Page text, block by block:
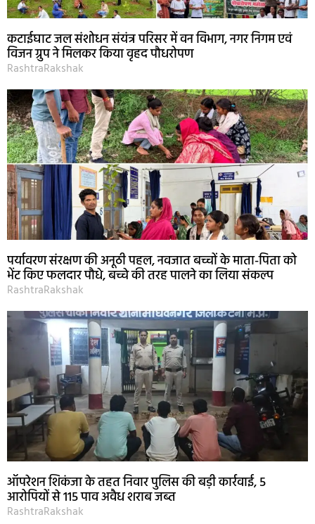
कटाईघाट जल संशोधन संयंत्र परिसर में वन विभाग, नगर निगम एवं
विजन ग्रुप ने मिलकर किया वृहद पौधरोपण
RashtraRakshak
पर्यावरण संरक्षण की अनूठी पहल, नवजात बच्चों के माता-पिता को
भेंट किए फलदार पौधे, बच्चे की तरह पालने का लिया संकल्प
RashtraRakshak
ऑपरेशन शिकंजा के तहत निवार पुलिस की बड़ी कार्रवाई, 5
आरोपियों से 115 पाव अवैध शराब जब्त
RashtraRakshak